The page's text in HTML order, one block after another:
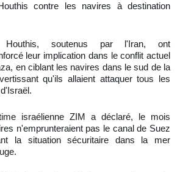
contre les navires à destination
soutenus par l'Iran, ont
leur implication dans le conflit actuel
en ciblant les navires dans le sud de la
qu'ils allaient attaquer tous les
israélienne ZIM a déclaré, le mois
n'emprunteraient pas le canal de Suez
la situation sécuritaire dans la mer